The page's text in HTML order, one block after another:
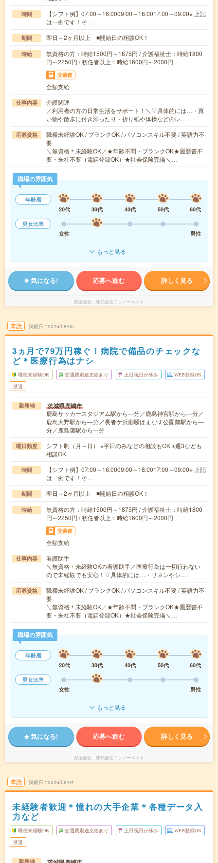
時間
【シフト例】07:00～16:0009:00～18:0017:00～09:00※ 上記
は一例です！そ…
期間 即日～2ヶ月以上 ■開始日の相談OK！
時給
無資格の方：時給1500円～1875円 / 介護福祉士：時給1800
円～2250円 / 初任者以上：時給1600円～2000円
交通費
全額支給
仕事内容
介護関連
／利用者の方の日常生活をサポート！＼▽具体的には…・買
い物や散歩に付き添ったり・折り紙や体操などのレ…
応募資格
職種未経験OK / ブランクOK / パソコンスキル不要 / 英語力不
要
＼無資格＊未経験OK／★年齢不問・ブランクOK★履歴書不
要・来社不要（電話登録OK）★社会保険完備＼…
職場の雰囲気
年齢層
20代
30代 40代 50代
60代
男女比率
女性
男性
もっと見る
気になる! 応募へ進む 詳しく見る
派遣会社 株式会社ニッソーネット
未読 掲載日 2026/08/05
3ヵ月で79万円稼ぐ！病院で備品のチェックな
ど＊医療行為はナシ
職種未経験OK 交通費別途支給あり 土日祝日が休み WEB登録OK
派遣
勤務地 茨城県鹿嶋市
鹿島サッカースタジアム駅から---分／鹿島神宮駅から---分／
鹿島大野駅から---分／長者ケ浜潮騒はまなす公園前駅から---
分／鹿島灘駅から---分
曜日頻度
シフト制（月～日） ※平日のみなどの相談もOK ※週3なども
相談OK
時間
【シフト例】07:00～16:0009:00～18:0017:00～09:00※ 上記
は一例です！そ…
期間 即日～2ヶ月以上 ■開始日の相談OK！
時給
無資格の方：時給1500円～1875円 / 介護福祉士：時給1800
円～2250円 / 初任者以上：時給1600円～2000円
交通費
全額支給
仕事内容
看護助手
＼無資格・未経験OKの看護助手／医療行為は一切行わない
ので未経験でも安心！▽具体的には…・リネンやシ…
応募資格
職種未経験OK / ブランクOK / パソコンスキル不要 / 英語力不
要
＼無資格＊未経験OK／★年齢不問・ブランクOK★履歴書不
要・来社不要（電話登録OK）★社会保険完備＼…
職場の雰囲気
年齢層
20代
30代 40代 50代
60代
男女比率
女性
男性
もっと見る
気になる! 応募へ進む 詳しく見る
派遣会社 株式会社ニッソーネット
未読 掲載日 2026/08/04
未経験者歓迎＊憧れの大手企業＊各種データ入
力など
職種未経験OK 交通費別途支給あり 土日祝日が休み WEB登録OK
派遣
勤務地